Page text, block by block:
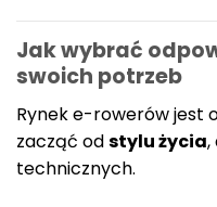
Jak wybrać
swoich potrzeb
Rynek e-rowerów jest
zacząć odstylu życia,
technicznych.